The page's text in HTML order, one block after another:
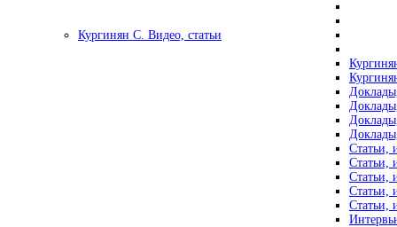
Кургинян С. Видео, статьи
Статьи,
Статьи,
Статьи,
Статьи,
Статьи,